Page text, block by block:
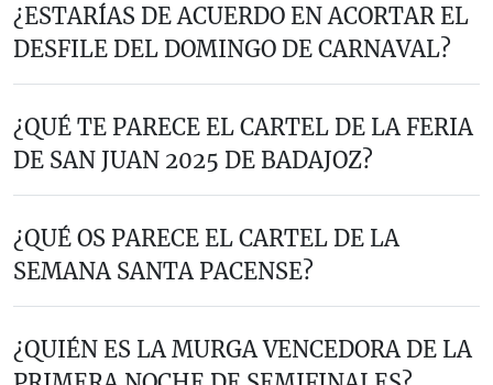
¿ESTARÍAS DE ACUERDO EN ACORTAR EL
DESFILE DEL DOMINGO DE CARNAVAL?
¿QUÉ TE PARECE EL CARTEL DE LA FERIA
DE SAN JUAN 2025 DE BADAJOZ?
¿QUÉ OS PARECE EL CARTEL DE LA
SEMANA SANTA PACENSE?
¿QUIÉN ES LA MURGA VENCEDORA DE LA